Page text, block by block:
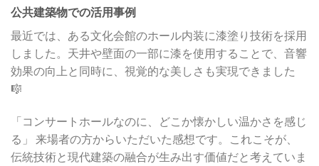
公共建築物での活用事例
最近では、ある文化会館のホール内装に漆塗り技術を採用
しました。天井や壁面の一部に漆を使用することで、音響
効果の向上と同時に、視覚的な美しさも実現できました
🎼
「コンサートホールなのに、どこか懐かしい温かさを感じ
る」 来場者の方からいただいた感想です。これこそが、
伝統技術と現代建築の融合が生み出す価値だと考えていま